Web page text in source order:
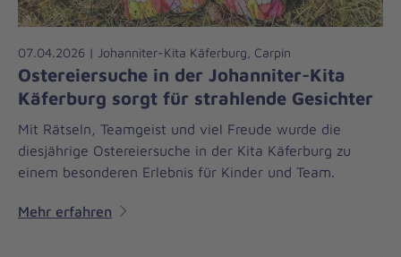
07.04.2026 | Johanniter-Kita Käferburg, Carpin
Ostereiersuche in der Johanniter-Kita
Käferburg sorgt für strahlende Gesichter
Mit Rätseln, Teamgeist und viel Freude wurde die
diesjährige Ostereiersuche in der Kita Käferburg zu
einem besonderen Erlebnis für Kinder und Team.
Mehr erfahren